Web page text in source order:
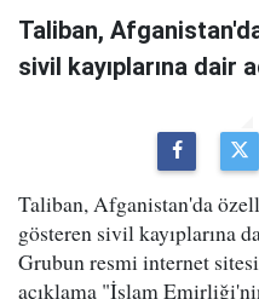
Taliban,
sivil kayıplarına dair
Taliban, Afganistan'da
gösteren sivil kayıplarına
Grubun resmi internet sitesi
açıklama "İslam